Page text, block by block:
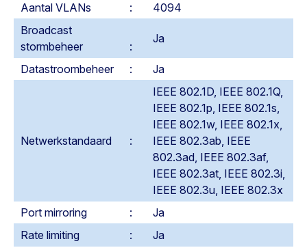
Aantal VLANs
4094
Broadcast
stormbeheer
Ja
Datastroombeheer Ja
Netwerkstandaard
IEEE 802.1D, IEEE 802.1Q,
IEEE 802.1p, IEEE 802.1s,
IEEE 802.1w, IEEE 802.1x,
IEEE 802.3ab, IEEE
802.3ad, IEEE 802.3af,
IEEE 802.3at, IEEE 802.3i,
IEEE 802.3u, IEEE 802.3x
Port mirroring
Ja
Rate limiting
Ja